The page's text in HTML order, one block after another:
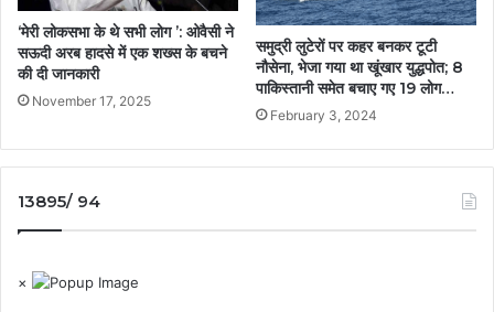
‘मेरी लोकसभा के थे सभी लोग ’: ओवैसी ने
सऊदी अरब हादसे में एक शख्स के बचने
की दी जानकारी
November 17, 2025
समुद्री लुटेरों पर कहर बनकर टूटी
नौसेना, भेजा गया था खूंखार युद्धपोत; 8
पाकिस्तानी समेत बचाए गए 19 लोग…
February 3, 2024
13895/ 94
×